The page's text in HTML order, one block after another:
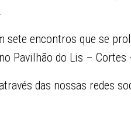
sete encontros que se
Pavilhão do Lis – Cortes
das nossas redes